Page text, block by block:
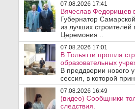
07.08.2026 17:41
Вячеслав Федорищев
Губернатор
из лучших
Церемония ..
07.08.2026 17:01
В Тольятти прошла
образовательных
В преддверии нового
сессия, в которой
07.08.2026 16:49
(видео) Сообщники
следствия.